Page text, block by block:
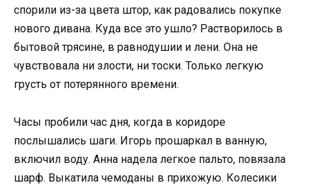
спорили из-за цвета штор, как радовались покупке
нового дивана. Куда все это ушло? Растворилось в
бытовой трясине, в равнодушии и лени. Она не
чувствовала ни злости, ни тоски. Только легкую
грусть от потерянного времени.
Часы пробили час дня, когда в коридоре
послышались шаги. Игорь прошаркал в ванную,
включил воду. Анна надела легкое пальто, повязала
шарф. Выкатила чемоданы в прихожую. Колесики